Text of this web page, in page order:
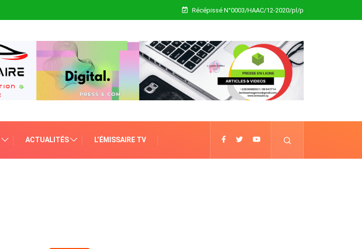
Récépissé N°0003/HAAC/12-2020/pl/p
ACTUALITÉS L’ÉMISSAIRE TV